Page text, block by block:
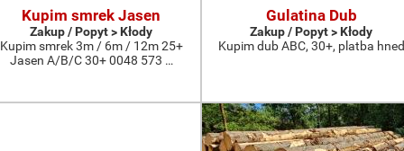
Kupim smrek Jasen
Zakup / Popyt > Kłody
Kupim smrek 3m / 6m / 12m 25+
Jasen A/B/C 30+ 0048 573 …
Gulatina Dub
Zakup / Popyt > Kłody
Kupim dub ABC, 30+, platba hned